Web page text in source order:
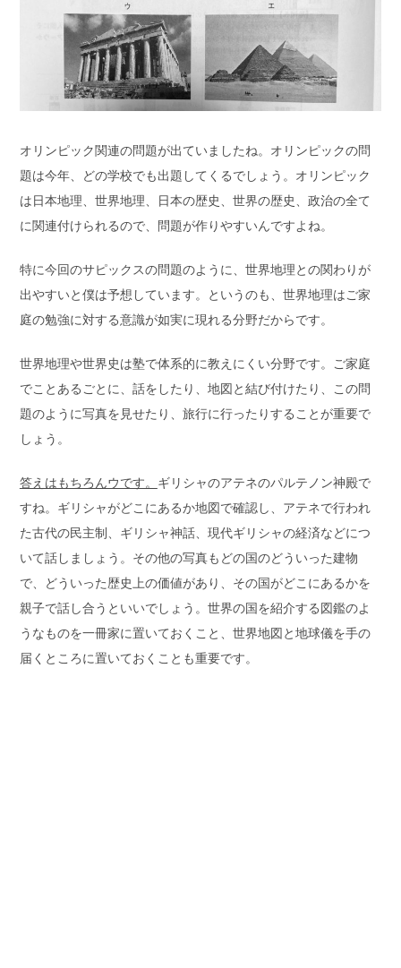
オリンピック関連の問題が出ていましたね。オリンピックの問
題は今年、どの学校でも出題してくるでしょう。オリンピック
は日本地理、世界地理、日本の歴史、世界の歴史、政治の全て
に関連付けられるので、問題が作りやすいんですよね。
特に今回のサピックスの問題のように、世界地理との関わりが
出やすいと僕は予想しています。というのも、世界地理はご家
庭の勉強に対する意識が如実に現れる分野だからです。
世界地理や世界史は塾で体系的に教えにくい分野です。ご家庭
でことあるごとに、話をしたり、地図と結び付けたり、この問
題のように写真を見せたり、旅行に行ったりすることが重要で
しょう。
答えはもちろんウです。 ギリシャのアテネのパルテノン神殿で
すね。ギリシャがどこにあるか地図で確認し、アテネで行われ
た古代の民主制、ギリシャ神話、現代ギリシャの経済などにつ
いて話しましょう。その他の写真もどの国のどういった建物
で、どういった歴史上の価値があり、その国がどこにあるかを
親子で話し合うといいでしょう。世界の国を紹介する図鑑のよ
うなものを一冊家に置いておくこと、世界地図と地球儀を手の
届くところに置いておくことも重要です。